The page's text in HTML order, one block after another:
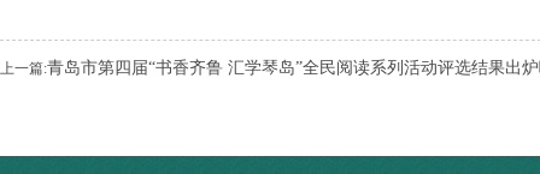
上一篇:青岛市第四届“书香齐鲁 汇学琴岛”全民阅读系列活动评选结果出